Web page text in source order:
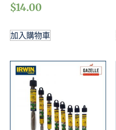
$14.00
加入購物車